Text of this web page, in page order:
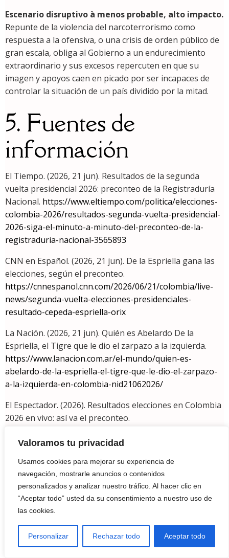
Valoramos tu privacidad
Usamos cookies para mejorar su experiencia de
navegación, mostrarle anuncios o contenidos
personalizados y analizar nuestro tráfico. Al hacer clic en
“Aceptar todo” usted da su consentimiento a nuestro uso de
las cookies.
Personalizar Rechazar todo Aceptar todo
Escenario disruptivo à menos probable, alto impacto.
Repunte de la violencia del narcoterrorismo como
respuesta a la ofensiva, o una crisis de orden público de
gran escala, obliga al Gobierno a un endurecimiento
extraordinario y sus excesos repercuten en que su
imagen y apoyos caen en picado por ser incapaces de
controlar la situación de un país dividido por la mitad.
5. Fuentes de
información
El Tiempo. (2026, 21 jun). Resultados de la segunda
vuelta presidencial 2026: preconteo de la Registraduría
Nacional. https://www.eltiempo.com/politica/elecciones-
colombia-2026/resultados-segunda-vuelta-presidencial-
2026-siga-el-minuto-a-minuto-del-preconteo-de-la-
registraduria-nacional-3565893
CNN en Español. (2026, 21 jun). De la Espriella gana las
elecciones, según el preconteo.
https://cnnespanol.cnn.com/2026/06/21/colombia/live-
news/segunda-vuelta-elecciones-presidenciales-
resultado-cepeda-espriella-orix
La Nación. (2026, 21 jun). Quién es Abelardo De la
Espriella, el Tigre que le dio el zarpazo a la izquierda.
https://www.lanacion.com.ar/el-mundo/quien-es-
abelardo-de-la-espriella-el-tigre-que-le-dio-el-zarpazo-
a-la-izquierda-en-colombia-nid21062026/
El Espectador. (2026). Resultados elecciones en Colombia
2026 en vivo: así va el preconteo.
colombia-2026/resultados-elecciones-en-colombia-2026-
en-vivo-asi-va-el-preconteo/
Semana. (2026). Carlos Suárez, el estratega detrás del
éxito de Abelardo De La Espriella.
https://www.semana.com/politica/articulo/carlos-suarez-
el-estratega-detras-del-exito-de-abelardo-de-la-
espriella-revelo-detalles-ineditos-de-la-campana-y-
hablo-de-cepeda-uribe-paloma-y-lo-que-sigue-para-el-